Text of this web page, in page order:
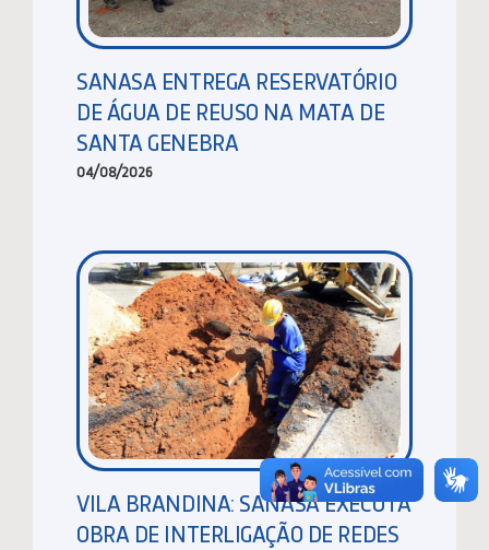
SANASA ENTREGA RESERVATÓRIO
DE ÁGUA DE REUSO NA MATA DE
SANTA GENEBRA
04/08/2026
VILA BRANDINA: SANASA EXECUTA
OBRA DE INTERLIGAÇÃO DE REDES